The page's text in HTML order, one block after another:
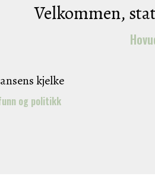
Velkommen,
kjelke
og politikk